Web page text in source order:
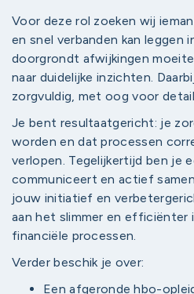
Voor deze rol zoeken wij
en snel verbanden kan leggen
doorgrondt afwijkingen
naar duidelijke inzichten.
zorgvuldig, met oog voor
Je bent resultaatgericht: je
worden en dat processen
verlopen. Tegelijkertijd ben je
communiceert en actief
jouw initiatief en
aan het slimmer en efficiënter
financiële processen.
Verder beschik je over:
Een afgeronde hbo-